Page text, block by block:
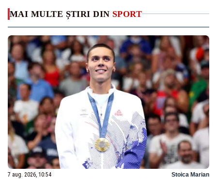
MAI MULTE ȘTIRI DIN SPORT
7 aug. 2026, 10:54 Stoica Marian